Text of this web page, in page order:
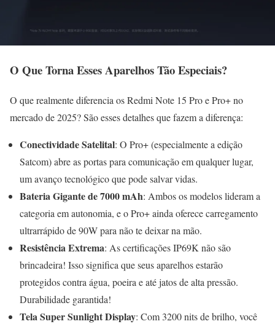
O Que Torna Esses Aparelhos Tão Especiais?
O que realmente diferencia os Redmi Note 15 Pro e Pro+ no
mercado de 2025? São esses detalhes que fazem a diferença:
Conectividade Satelital: O Pro+ (especialmente a edição
Satcom) abre as portas para comunicação em qualquer lugar,
um avanço tecnológico que pode salvar vidas.
Bateria Gigante de 7000 mAh: Ambos os modelos lideram a
categoria em autonomia, e o Pro+ ainda oferece carregamento
ultrarrápido de 90W para não te deixar na mão.
Resistência Extrema: As certificações IP69K não são
brincadeira! Isso significa que seus aparelhos estarão
protegidos contra água, poeira e até jatos de alta pressão.
Durabilidade garantida!
Tela Super Sunlight Display: Com 3200 nits de brilho, você